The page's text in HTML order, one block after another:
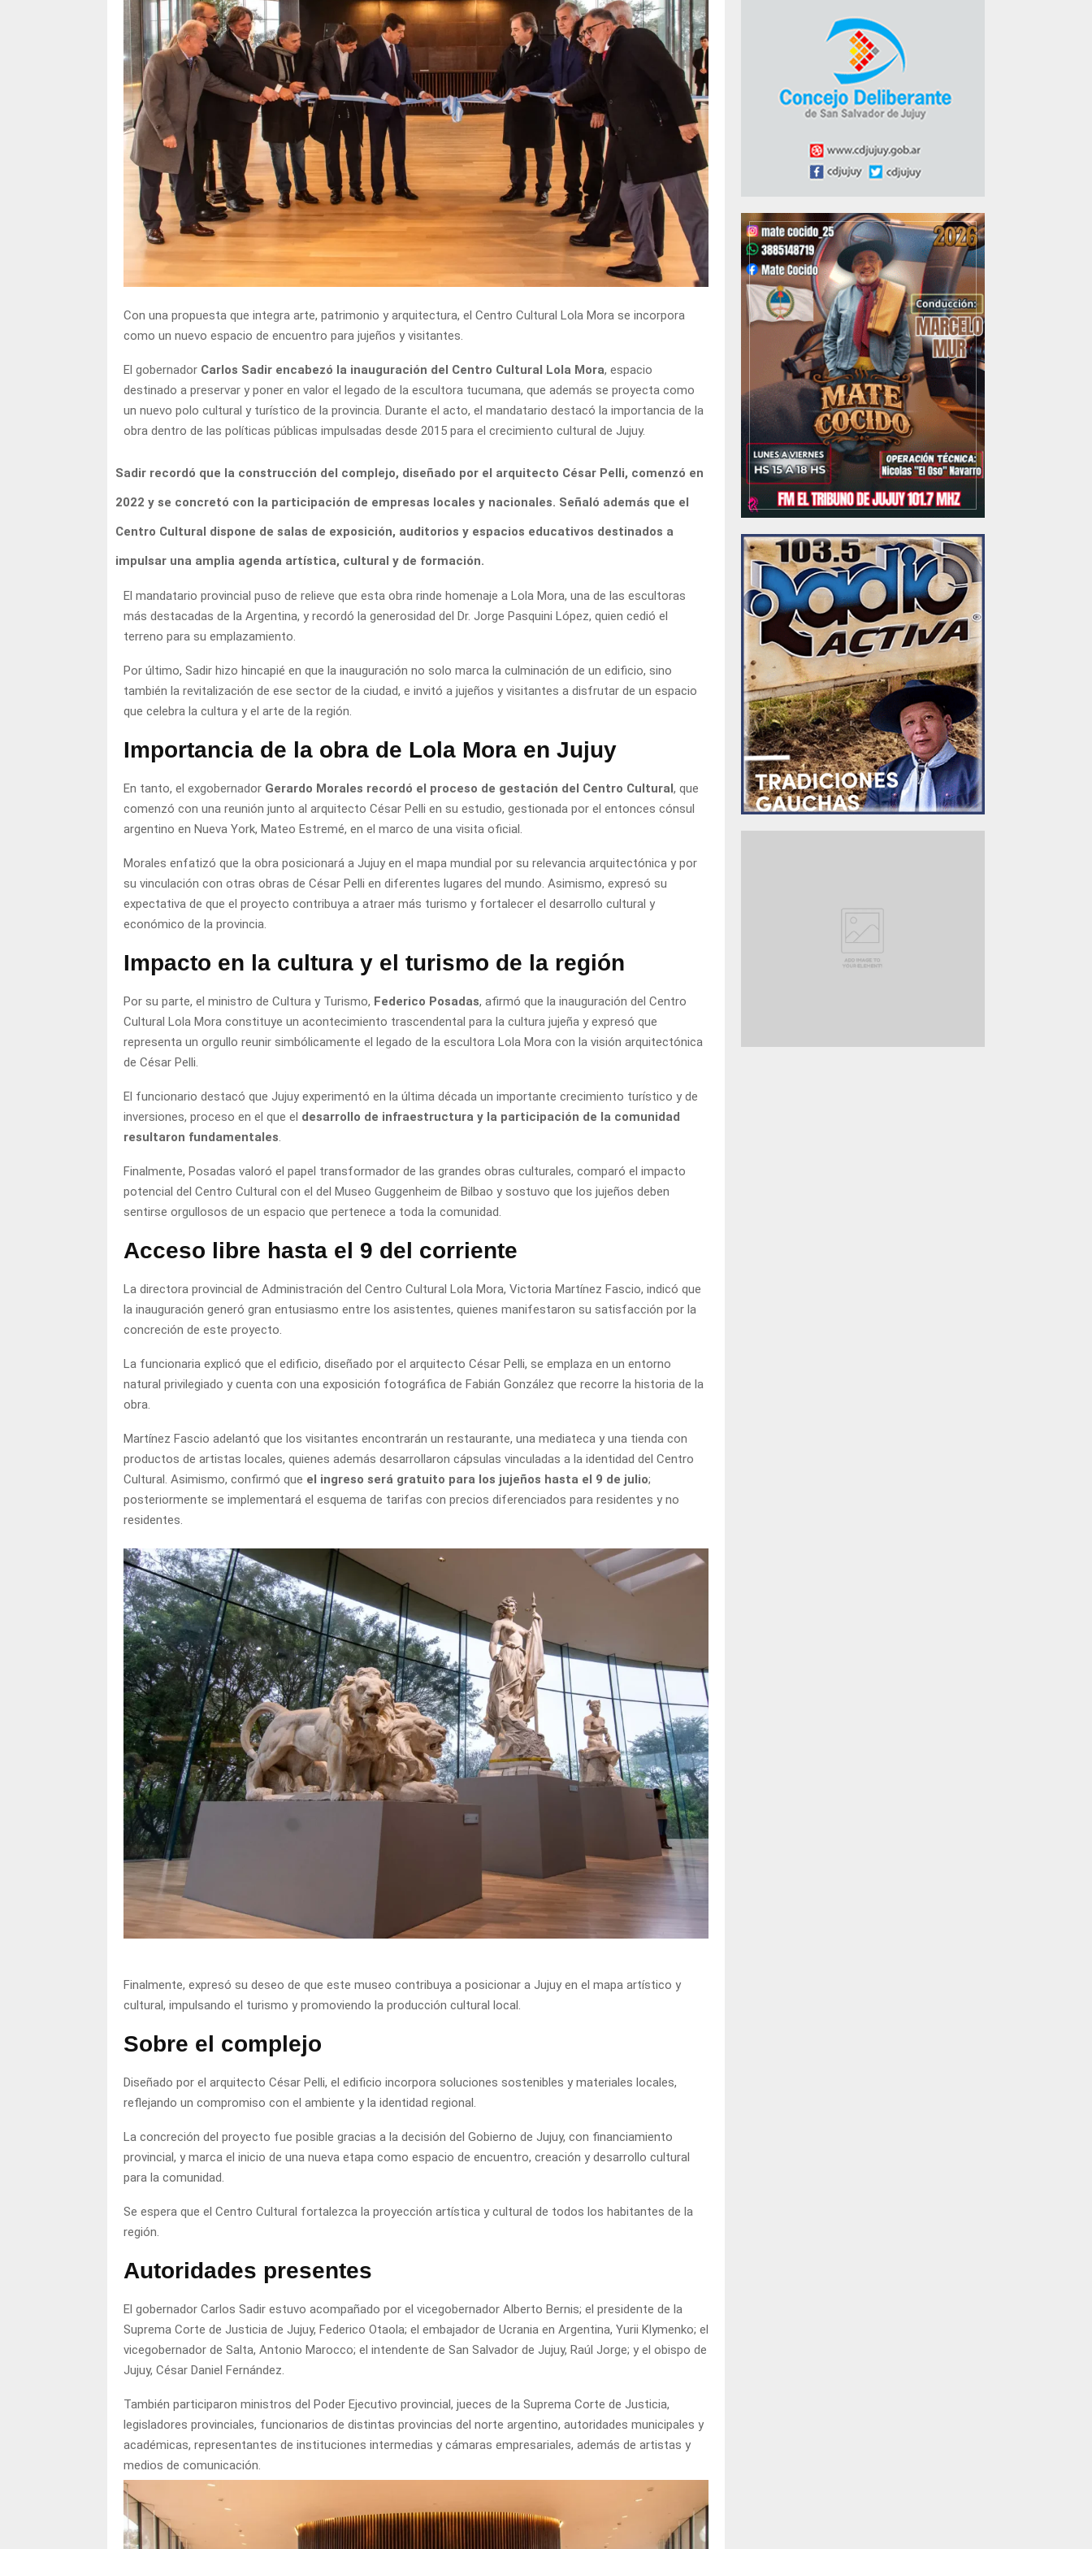
Con una propuesta que integra arte, patrimonio y arquitectura, el Centro Cultural Lola Mora se incorpora
como un nuevo espacio de encuentro para jujeños y visitantes.
El gobernador Carlos Sadir encabezó la inauguración del Centro Cultural Lola Mora, espacio
destinado a preservar y poner en valor el legado de la escultora tucumana, que además se proyecta como
un nuevo polo cultural y turístico de la provincia. Durante el acto, el mandatario destacó la importancia de la
obra dentro de las políticas públicas impulsadas desde 2015 para el crecimiento cultural de Jujuy.
Sadir recordó que la construcción del complejo, diseñado por el arquitecto César Pelli, comenzó en
2022 y se concretó con la participación de empresas locales y nacionales. Señaló además que el
Centro Cultural dispone de salas de exposición, auditorios y espacios educativos destinados a
impulsar una amplia agenda artística, cultural y de formación.
El mandatario provincial puso de relieve que esta obra rinde homenaje a Lola Mora, una de las escultoras
más destacadas de la Argentina, y recordó la generosidad del Dr. Jorge Pasquini López, quien cedió el
terreno para su emplazamiento.
Por último, Sadir hizo hincapié en que la inauguración no solo marca la culminación de un edificio, sino
también la revitalización de ese sector de la ciudad, e invitó a jujeños y visitantes a disfrutar de un espacio
que celebra la cultura y el arte de la región.
Importancia de la obra de Lola Mora en Jujuy
En tanto, el exgobernador Gerardo Morales recordó el proceso de gestación del Centro Cultural, que
comenzó con una reunión junto al arquitecto César Pelli en su estudio, gestionada por el entonces cónsul
argentino en Nueva York, Mateo Estremé, en el marco de una visita oficial.
Morales enfatizó que la obra posicionará a Jujuy en el mapa mundial por su relevancia arquitectónica y por
su vinculación con otras obras de César Pelli en diferentes lugares del mundo. Asimismo, expresó su
expectativa de que el proyecto contribuya a atraer más turismo y fortalecer el desarrollo cultural y
económico de la provincia.
Impacto en la cultura y el turismo de la región
Por su parte, el ministro de Cultura y Turismo, Federico Posadas, afirmó que la inauguración del Centro
Cultural Lola Mora constituye un acontecimiento trascendental para la cultura jujeña y expresó que
representa un orgullo reunir simbólicamente el legado de la escultora Lola Mora con la visión arquitectónica
de César Pelli.
El funcionario destacó que Jujuy experimentó en la última década un importante crecimiento turístico y de
inversiones, proceso en el que el desarrollo de infraestructura y la participación de la comunidad
resultaron fundamentales.
Finalmente, Posadas valoró el papel transformador de las grandes obras culturales, comparó el impacto
potencial del Centro Cultural con el del Museo Guggenheim de Bilbao y sostuvo que los jujeños deben
sentirse orgullosos de un espacio que pertenece a toda la comunidad.
Acceso libre hasta el 9 del corriente
La directora provincial de Administración del Centro Cultural Lola Mora, Victoria Martínez Fascio, indicó que
la inauguración generó gran entusiasmo entre los asistentes, quienes manifestaron su satisfacción por la
concreción de este proyecto.
La funcionaria explicó que el edificio, diseñado por el arquitecto César Pelli, se emplaza en un entorno
natural privilegiado y cuenta con una exposición fotográfica de Fabián González que recorre la historia de la
obra.
Martínez Fascio adelantó que los visitantes encontrarán un restaurante, una mediateca y una tienda con
productos de artistas locales, quienes además desarrollaron cápsulas vinculadas a la identidad del Centro
Cultural. Asimismo, confirmó que el ingreso será gratuito para los jujeños hasta el 9 de julio;
posteriormente se implementará el esquema de tarifas con precios diferenciados para residentes y no
residentes.
Finalmente, expresó su deseo de que este museo contribuya a posicionar a Jujuy en el mapa artístico y
cultural, impulsando el turismo y promoviendo la producción cultural local.
Sobre el complejo
Diseñado por el arquitecto César Pelli, el edificio incorpora soluciones sostenibles y materiales locales,
reflejando un compromiso con el ambiente y la identidad regional.
La concreción del proyecto fue posible gracias a la decisión del Gobierno de Jujuy, con financiamiento
provincial, y marca el inicio de una nueva etapa como espacio de encuentro, creación y desarrollo cultural
para la comunidad.
Se espera que el Centro Cultural fortalezca la proyección artística y cultural de todos los habitantes de la
región.
Autoridades presentes
El gobernador Carlos Sadir estuvo acompañado por el vicegobernador Alberto Bernis; el presidente de la
Suprema Corte de Justicia de Jujuy, Federico Otaola; el embajador de Ucrania en Argentina, Yurii Klymenko; el
vicegobernador de Salta, Antonio Marocco; el intendente de San Salvador de Jujuy, Raúl Jorge; y el obispo de
Jujuy, César Daniel Fernández.
También participaron ministros del Poder Ejecutivo provincial, jueces de la Suprema Corte de Justicia,
legisladores provinciales, funcionarios de distintas provincias del norte argentino, autoridades municipales y
académicas, representantes de instituciones intermedias y cámaras empresariales, además de artistas y
medios de comunicación.